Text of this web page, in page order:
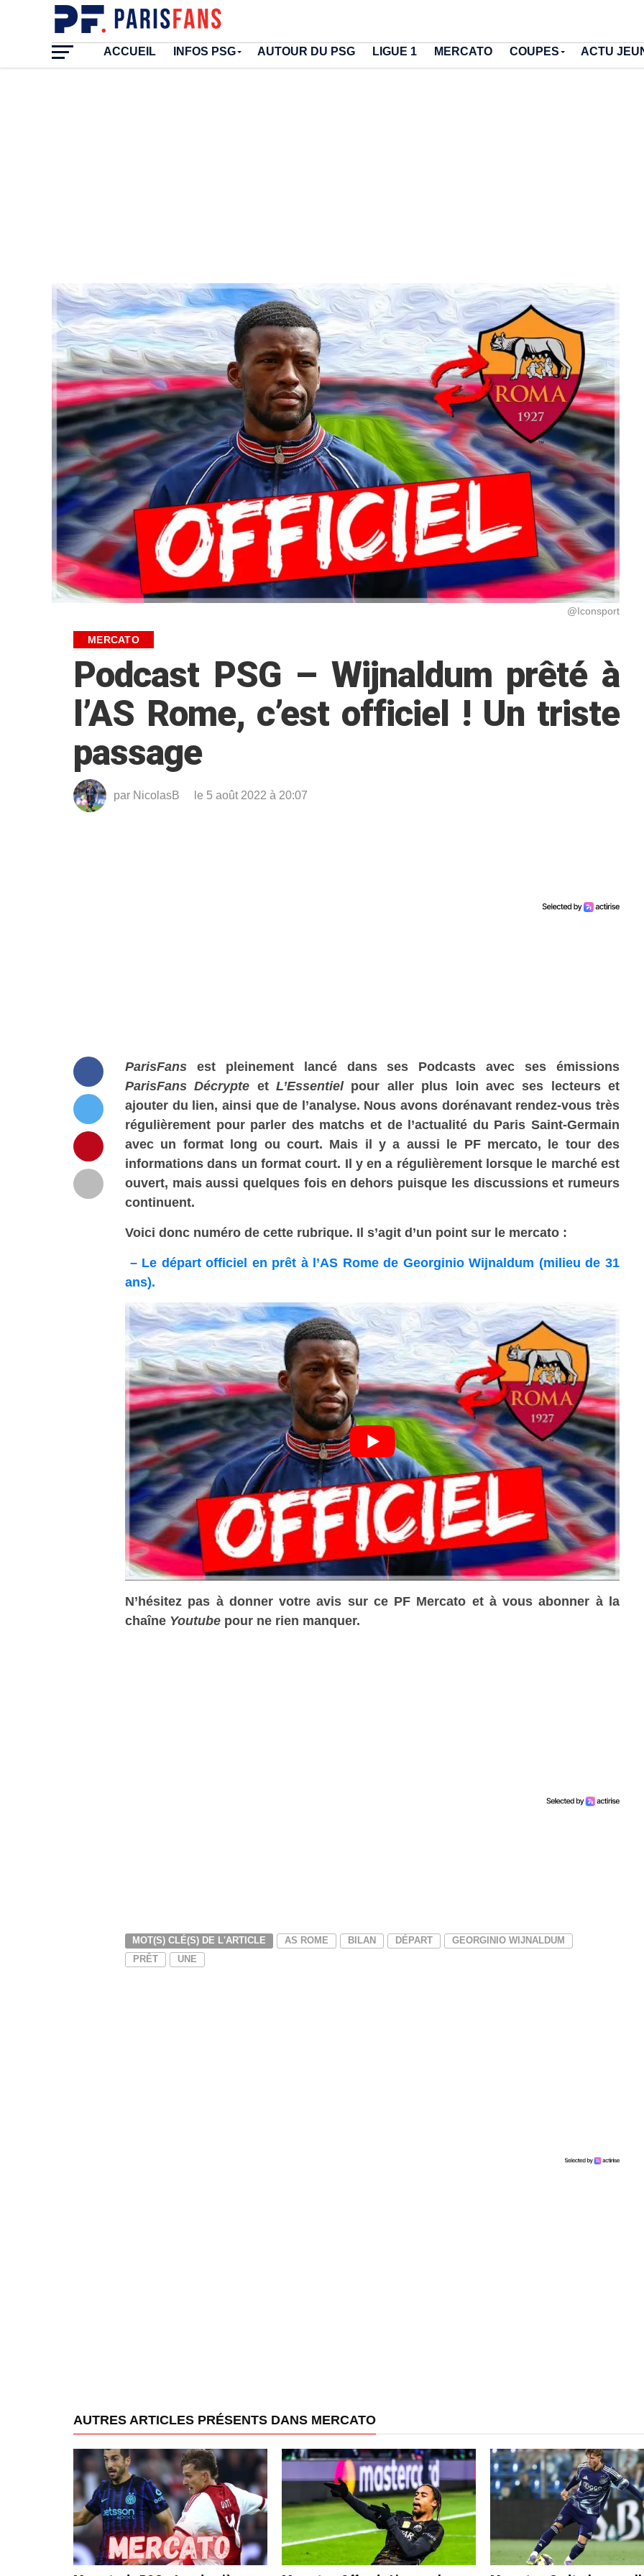
ACCUEIL INFOS PSG AUTOUR DU PSG LIGUE 1 MERCATO COUPES ACTU
@Iconsport
MERCATO
Podcast PSG – Wijnaldum prêté à
l’AS Rome, c’est officiel ! Un triste
passage
par NicolasB le 5 août 2022 à 20:07
ParisFans est pleinement lancé dans ses Podcasts avec ses émissions
ParisFans Décrypte etL’Essentiel pour aller plus loin avec ses lecteurs et
ajouter du lien, ainsi que de l’analyse. Nous avons dorénavant rendez-vous très
régulièrement pour parler des matchs et de l’actualité du Paris Saint-Germain
avec un format long ou court. Mais il y a aussi le PF mercato, le tour des
informations dans un format court. Il y en a régulièrement lorsque le marché est
ouvert, mais aussi quelques fois en dehors puisque les discussions et rumeurs
continuent.
Voici donc numéro de cette rubrique. Il s’agit d’un point sur le mercato :
– Le départ officiel en prêt à l’AS Rome de Georginio Wijnaldum (milieu de 31
ans).
N’hésitez pas à donner votre avis sur ce PF Mercato et à vous abonner à la
chaîne Youtube pour ne rien manquer.
MOT(S) CLÉ(S) DE L'ARTICLE AS ROME BILAN DÉPART
GEORGINIO WIJNALDUM
PRÊT
UNE
AUTRES ARTICLES PRÉSENTS DANS MERCATO